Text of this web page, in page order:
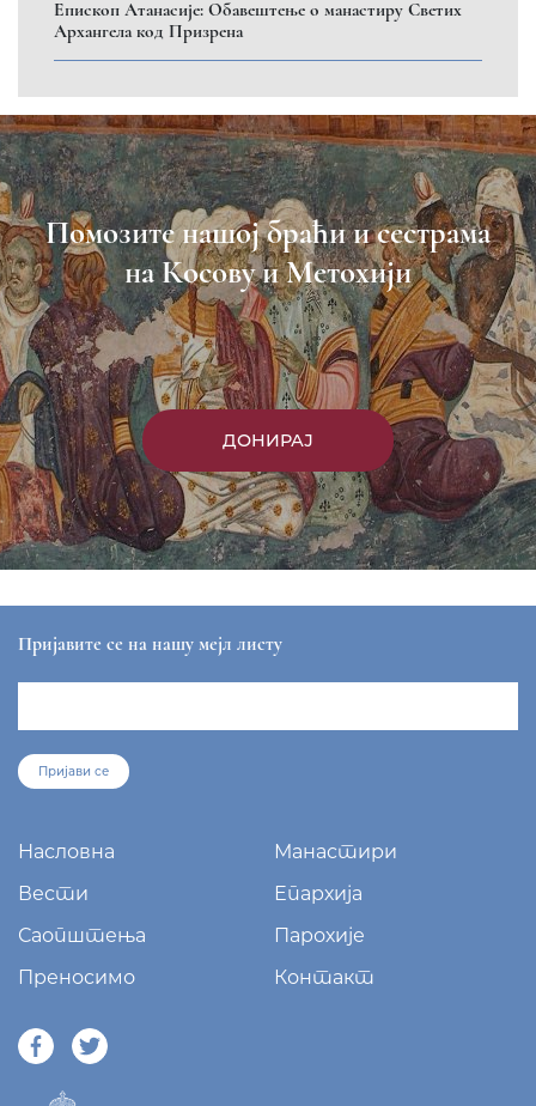
Eпископ Атанасије: Обавештење о манастиру Светих
Архангела код Призрена
Помозите нашој браћи и сестрама
на Косову и Метохији
ДОНИРАЈ
Пријавите се на нашу мејл листу
Пријави се
Насловна
Манастири
Вести
Епархија
Саопштења
Парохије
Преносимо
Контакт